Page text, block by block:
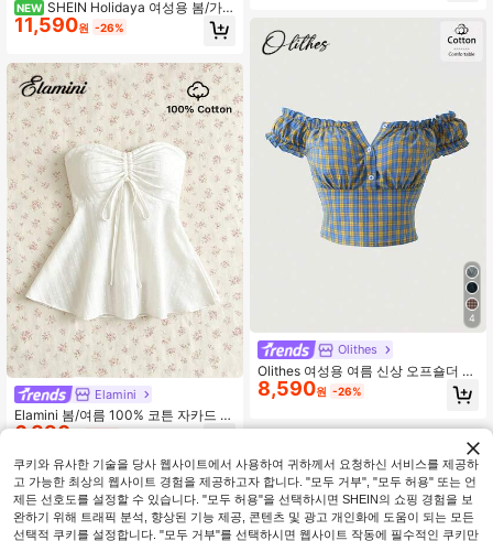
NEW SHEIN Holidaya 여성용 봄/가을
출퇴근 & 데이트 브이넥 러플 트림 긴
팔 블라우스
11,590원 -26%
Elamini
Elamini 봄/여름 100% 코튼 자카드 드
로스트링 뷔스티에 허리 핀치 A라인
6,890
4
Olithes
Olithes 여성용 여름 신상 오프숄더 러
플 클래식 섹시 체크 반팔 러플 소매
블라우스, 외출, 데이트, 휴가, 출퇴근,
8,590원 -26%
쿠키와 유사한 기술을 당사 웹사이트에서 사용하여 귀하께서 요청하신 서비스를 제공하
고 가능한 최상의 웹사이트 경험을 제공하고자 합니다. "모두 거부", "모두 허용" 또는 언
제든 선호도를 설정할 수 있습니다. "모두 허용"을 선택하시면 SHEIN의 쇼핑 경험을 보
완하기 위해 트래픽 분석, 향상된 기능 제공, 콘텐츠 및 광고 개인화에 도움이 되는 모든
선택적 쿠키를 설정합니다. "모두 거부"를 선택하시면 웹사이트 작동에 필수적인 쿠키만